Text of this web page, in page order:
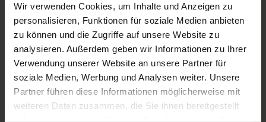
Wir verwenden Cookies, um Inhalte und Anzeigen zu
personalisieren, Funktionen für soziale Medien anbieten
zu können und die Zugriffe auf unsere Website zu
analysieren. Außerdem geben wir Informationen zu Ihrer
Verwendung unserer Website an unsere Partner für
soziale Medien, Werbung und Analysen weiter. Unsere
Partner führen diese Informationen möglicherweise mit
weiteren Daten zusammen, die Sie ihnen bereitgestellt
Mehr laden
Ähnliche Videos